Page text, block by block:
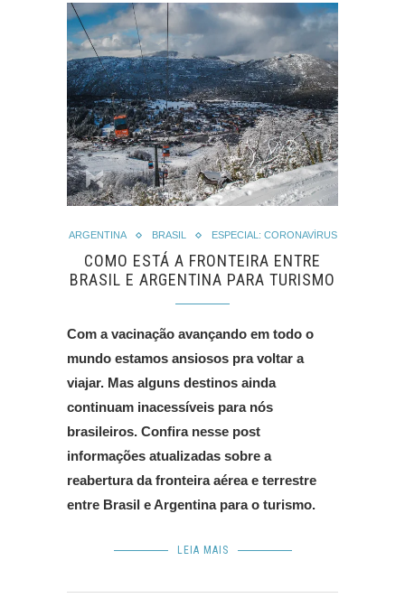
ARGENTINA BRASIL ESPECIAL: CORONAVÍRUS
COMO ESTÁ A FRONTEIRA ENTRE
BRASIL E ARGENTINA PARA TURISMO
Com a vacinação avançando em todo o
mundo estamos ansiosos pra voltar a
viajar. Mas alguns destinos ainda
continuam inacessíveis para nós
brasileiros. Confira nesse post
informações atualizadas sobre a
reabertura da fronteira aérea e terrestre
entre Brasil e Argentina para o turismo.
LEIA MAIS